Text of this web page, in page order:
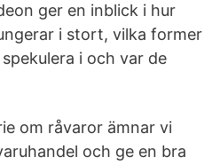
ger en inblick i hur
i stort, vilka former
i och var de
om råvaror ämnar vi
och ge en bra